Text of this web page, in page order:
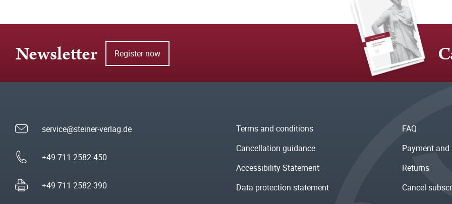
Newsletter Register now
service@steiner-verlag.de
+49 711 2582-450
+49 711 2582-390
Terms and conditions
Cancellation guidance
Accessibility Statement
Data protection statement
FAQ
Payment
Returns
Cancel